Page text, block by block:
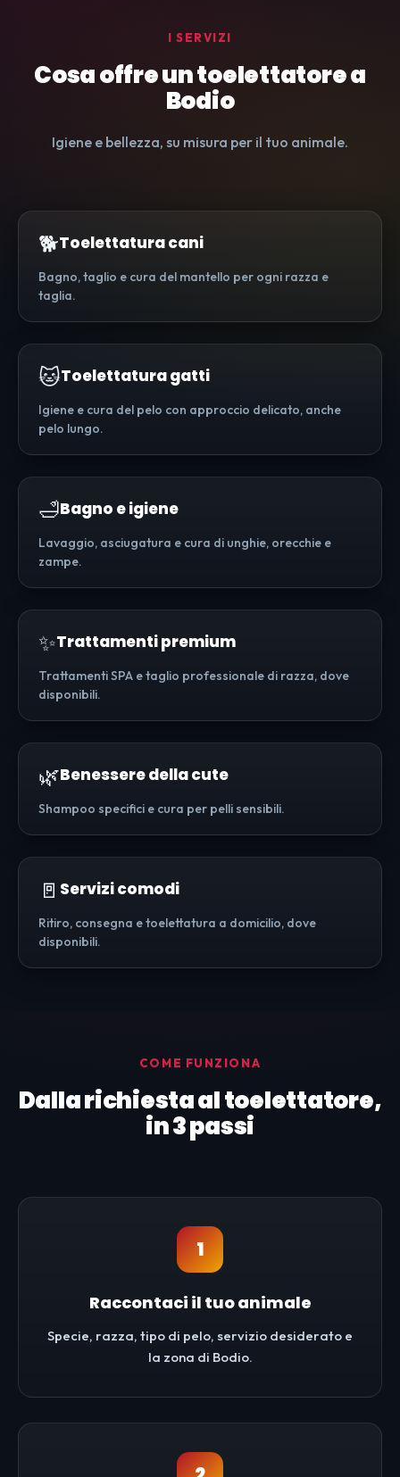
I SERVIZI
Cosa offre un toelettatore a
Bodio
Igiene e bellezza, su misura per il tuo animale.
🐕Toelettatura cani
Bagno, taglio e cura del mantello per ogni razza e
taglia.
🐱Toelettatura gatti
Igiene e cura del pelo con approccio delicato, anche
pelo lungo.
🛁Bagno e igiene
Lavaggio, asciugatura e cura di unghie, orecchie e
zampe.
✨Trattamenti premium
Trattamenti SPA e taglio professionale di razza, dove
disponibili.
🌿Benessere della cute
Shampoo specifici e cura per pelli sensibili.
🚪 Servizi comodi
Ritiro, consegna e toelettatura a domicilio, dove
disponibili.
COME FUNZIONA
Dalla richiesta al toelettatore,
in 3 passi
1
Raccontaci il tuo animale
Specie, razza, tipo di pelo, servizio desiderato e
la zona di Bodio.